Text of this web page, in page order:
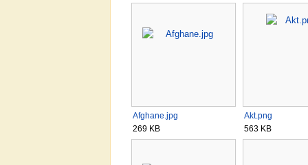
Afghane.jpg
269 KB
Akt.png
563 KB